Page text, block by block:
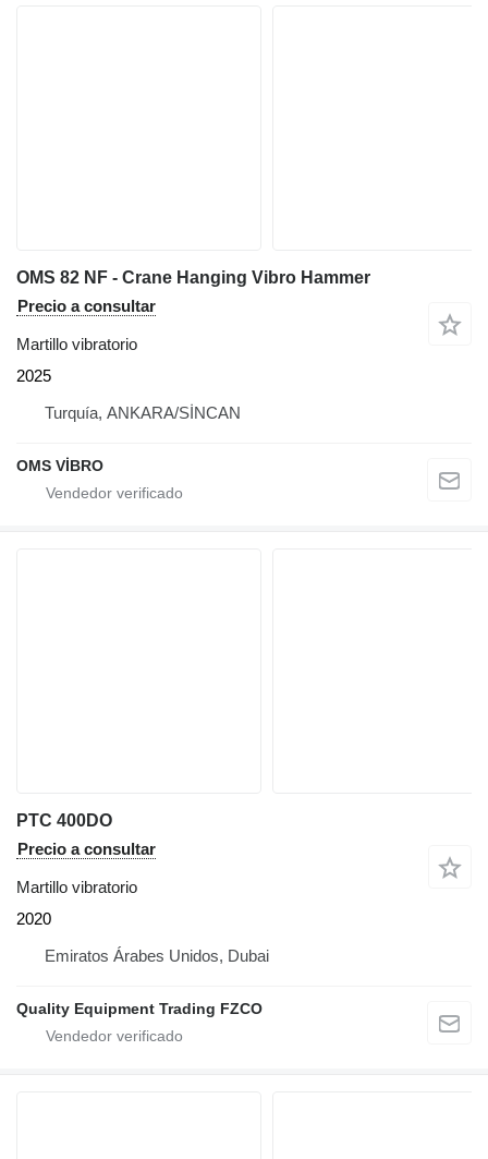
OMS 82 NF - Crane Hanging Vibro Hammer
Precio a consultar
Martillo vibratorio
2025
Turquía, ANKARA/SİNCAN
OMS VİBRO
PTC 400DO
Precio a consultar
Martillo vibratorio
2020
Emiratos Árabes Unidos, Dubai
Quality Equipment Trading FZCO